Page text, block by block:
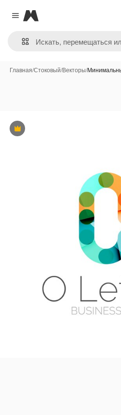
Close menu
Magnific
Главная/Стоковый/Векторы/
Премиум